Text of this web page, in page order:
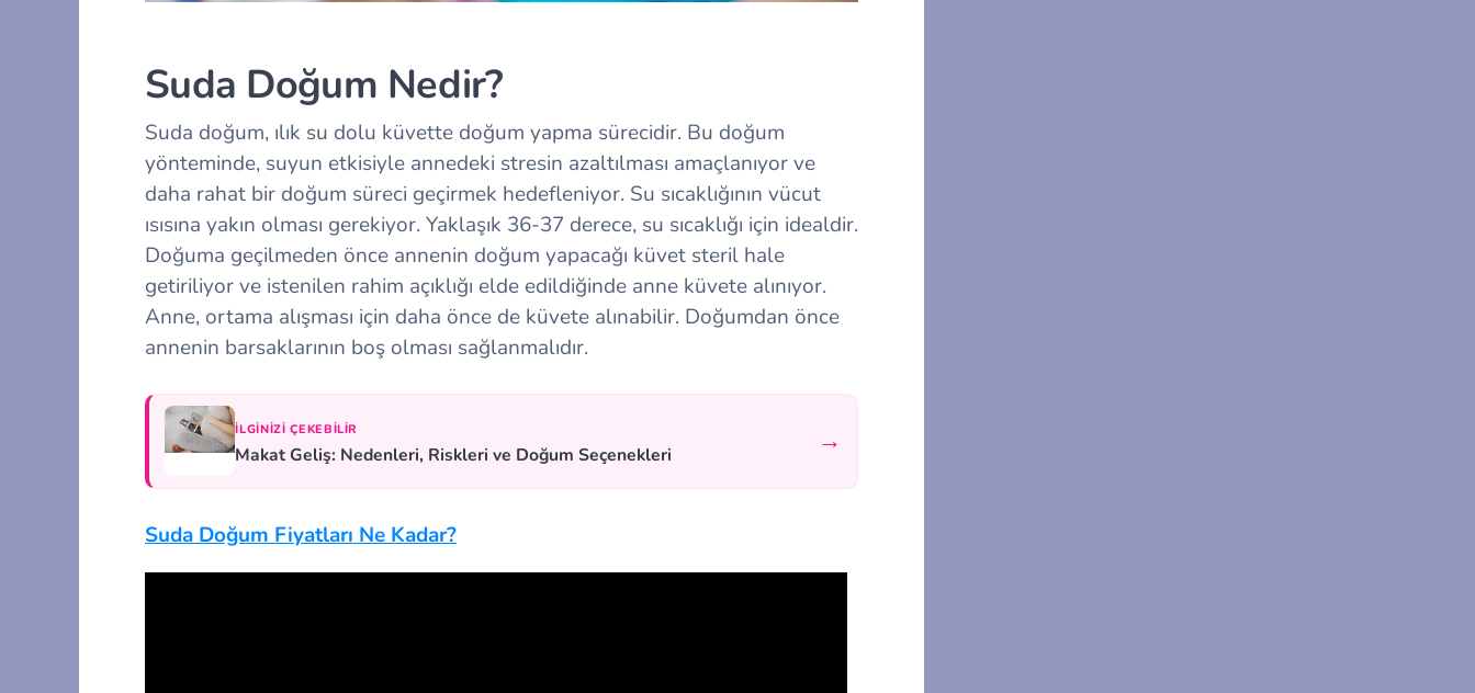
Suda Doğum Nedir?
Suda doğum, ılık su dolu küvette doğum yapma sürecidir. Bu doğum
yönteminde, suyun etkisiyle annedeki stresin azaltılması amaçlanıyor ve
daha rahat bir doğum süreci geçirmek hedefleniyor. Su sıcaklığının vücut
ısısına yakın olması gerekiyor. Yaklaşık 36-37 derece, su sıcaklığı için idealdir.
Doğuma geçilmeden önce annenin doğum yapacağı küvet steril hale
getiriliyor ve istenilen rahim açıklığı elde edildiğinde anne küvete alınıyor.
Anne, ortama alışması için daha önce de küvete alınabilir. Doğumdan önce
annenin barsaklarının boş olması sağlanmalıdır.
İLGINIZI ÇEKEBILIR
Makat Geliş: Nedenleri, Riskleri ve Doğum Seçenekleri →
Suda Doğum Fiyatları Ne Kadar?